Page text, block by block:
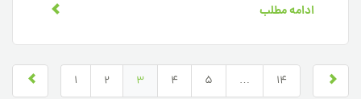
ادامه مطلب
1 2 3 4 5 … 14